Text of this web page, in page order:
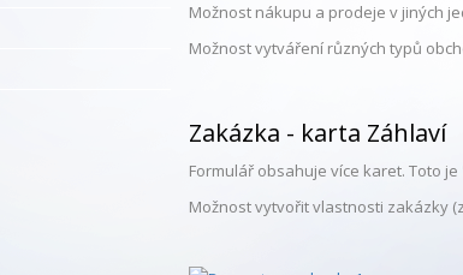
Možnost nákupu a prodeje v jiných
Možnost vytváření různých typů
Zakázka - karta Záhlaví
Formulář obsahuje více karet. Toto
Možnost vytvořit vlastnosti zakázky